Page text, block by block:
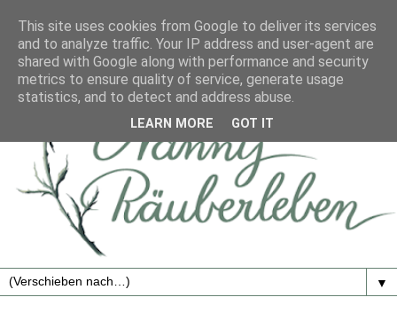
▼
This site uses cookies from Google to deliver its services
and to analyze traffic. Your IP address and user-agent are
shared with Google along with performance and security
metrics to ensure quality of service, generate usage
statistics, and to detect and address abuse.
LEARN MORE GOT IT